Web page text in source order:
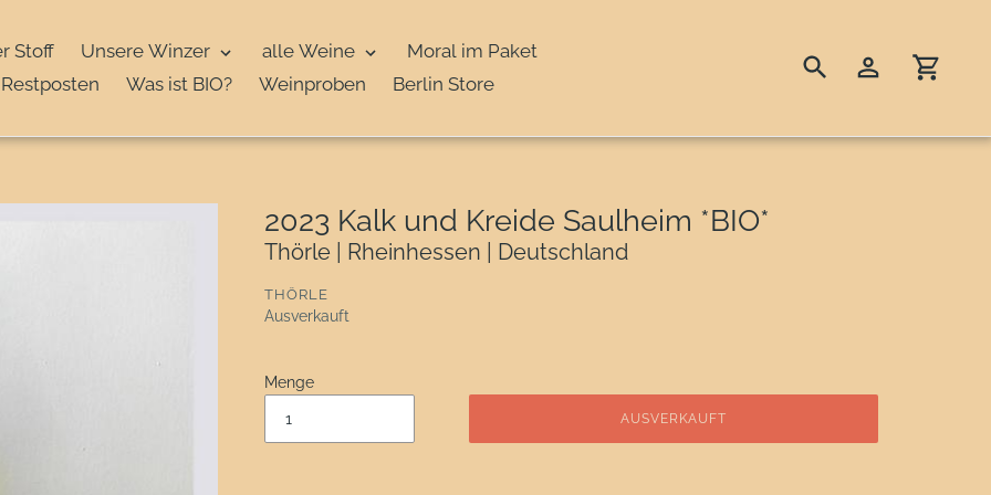
Stoff Unsere Winzer alle Weine
Moral im Paket
Restposten
Was ist BIO? Weinproben Berlin Store
Suchen Einloggen
2023 Kalk und Kreide Saulheim *BIO*
Thörle | Rheinhessen | Deutschland
VERKÄUFER
THÖRLE
Normaler Preis
Ausverkauft
Menge
AUSVERKAUFT